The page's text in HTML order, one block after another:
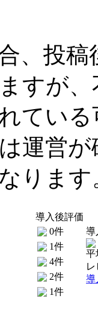
、投稿
すが
ている
運営が
ります
導入後評価
0件
1件
4件
2件
1件
導
平
導